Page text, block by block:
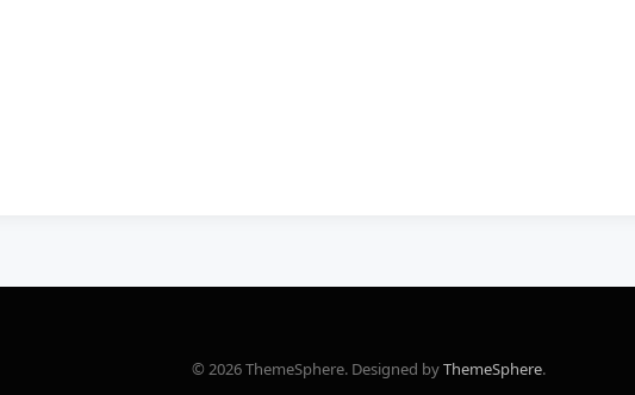
© 2026 ThemeSphere. Designed byThemeSphere.